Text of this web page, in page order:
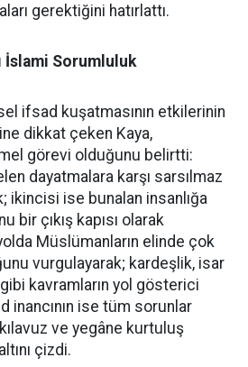
gerektiğini hatırlattı.
İslami Sorumluluk
ifsad kuşatmasının etkilerinin
dikkat çeken Kaya,
görevi olduğunu belirtti:
dayatmalara karşı sarsılmaz
ikincisi ise bunalan insanlığa
bir çıkış kapısı olarak
Müslümanların elinde çok
vurgulayarak; kardeşlik, isar
kavramların yol gösterici
inancının ise tüm sorunlar
ve yegâne kurtuluş
çizdi.